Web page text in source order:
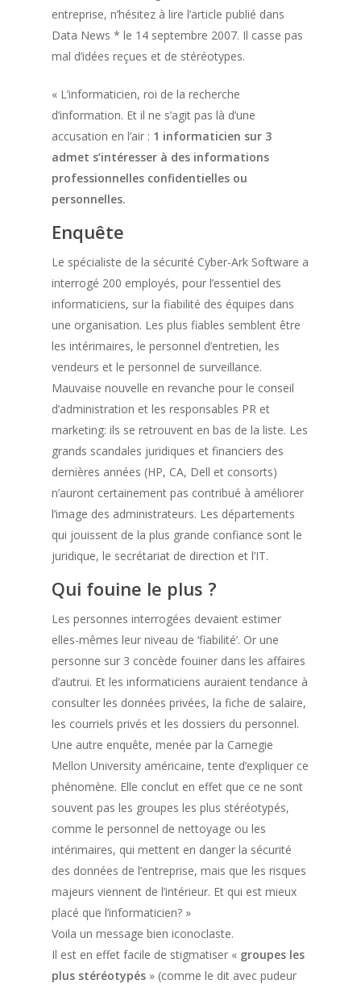
entreprise, n’hésitez à lire l’article publié dans
Data News * le 14 septembre 2007. Il casse pas
mal d’idées reçues et de stéréotypes.
« L’informaticien, roi de la recherche
d’information. Et il ne s’agit pas là d’une
accusation en l’air : 1 informaticien sur 3
admet s’intéresser à des informations
professionnelles confidentielles ou
personnelles.
Enquête
Le spécialiste de la sécurité Cyber-Ark Software a
interrogé 200 employés, pour l’essentiel des
informaticiens, sur la fiabilité des équipes dans
une organisation. Les plus fiables semblent être
les intérimaires, le personnel d’entretien, les
vendeurs et le personnel de surveillance.
Mauvaise nouvelle en revanche pour le conseil
d’administration et les responsables PR et
marketing: ils se retrouvent en bas de la liste. Les
grands scandales juridiques et financiers des
dernières années (HP, CA, Dell et consorts)
n’auront certainement pas contribué à améliorer
l’image des administrateurs. Les départements
qui jouissent de la plus grande confiance sont le
juridique, le secrétariat de direction et l’IT.
Qui fouine le plus ?
Les personnes interrogées devaient estimer
elles-mêmes leur niveau de ‘fiabilité’. Or une
personne sur 3 concède fouiner dans les affaires
d’autrui. Et les informaticiens auraient tendance à
consulter les données privées, la fiche de salaire,
les courriels privés et les dossiers du personnel.
Une autre enquête, menée par la Carnegie
Mellon University américaine, tente d’expliquer ce
phénomène. Elle conclut en effet que ce ne sont
souvent pas les groupes les plus stéréotypés,
comme le personnel de nettoyage ou les
intérimaires, qui mettent en danger la sécurité
des données de l’entreprise, mais que les risques
majeurs viennent de l’intérieur. Et qui est mieux
placé que l’informaticien? »
Voila un message bien iconoclaste.
Il est en effet facile de stigmatiser « groupes les
plus stéréotypés » (comme le dit avec pudeur